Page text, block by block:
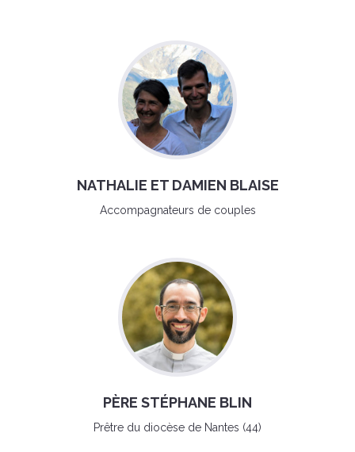
NATHALIE ET DAMIEN BLAISE
Accompagnateurs de couples
PÈRE STÉPHANE BLIN
Prêtre du diocèse de Nantes (44)